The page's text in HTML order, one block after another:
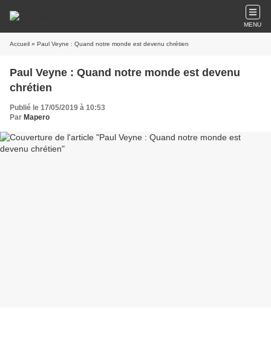
MENU
Accueil » Paul Veyne : Quand notre monde est devenu chrétien
Paul Veyne : Quand notre monde est devenu
chrétien
Publié le 17/05/2019 à 10:53
Par Mapero